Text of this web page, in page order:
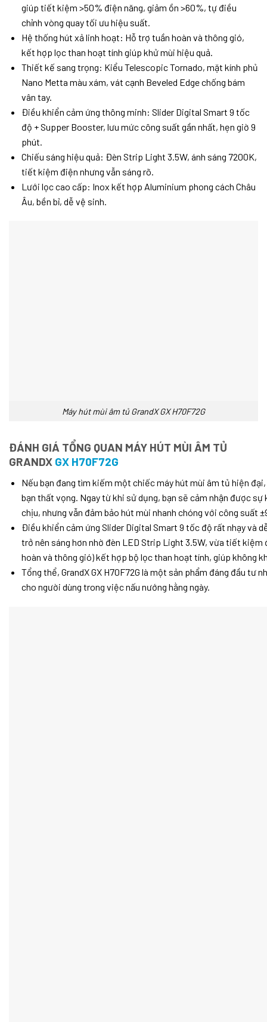
giúp tiết kiệm >50% điện năng, giảm ồn >60%, tự điều
chỉnh vòng quay tối ưu hiệu suất.
Hệ thống hút xả linh hoạt: Hỗ trợ tuần hoàn và thông gió,
kết hợp lọc than hoạt tính giúp khử mùi hiệu quả.
Thiết kế sang trọng: Kiểu Telescopic Tornado, mặt kính phủ
Nano Metta màu xám, vát cạnh Beveled Edge chống bám
vân tay.
Điều khiển cảm ứng thông minh: Slider Digital Smart 9 tốc
độ + Supper Booster, lưu mức công suất gần nhất, hẹn giờ 9
phút.
Chiếu sáng hiệu quả: Đèn Strip Light 3.5W, ánh sáng 7200K,
tiết kiệm điện nhưng vẫn sáng rõ.
Lưới lọc cao cấp: Inox kết hợp Aluminium phong cách Châu
Âu, bền bỉ, dễ vệ sinh.
Máy hút mùi âm tủ GrandX GX H70F72G
ĐÁNH GIÁ TỔNG QUAN MÁY HÚT MÙI ÂM TỦ
GRANDX GX H70F72G
Nếu bạn đang tìm kiếm một chiếc máy hút mùi âm tủ hiện
bạn thất vọng. Ngay từ khi sử dụng, bạn sẽ cảm nhận được
chịu, nhưng vẫn đảm bảo hút mùi nhanh chóng với công suất
Điều khiển cảm ứng Slider Digital Smart 9 tốc độ rất nhạy và
trở nên sáng hơn nhờ đèn LED Strip Light 3.5W, vừa tiết
hoàn và thông gió) kết hợp bộ lọc than hoạt tính, giúp không
Tổng thể, GrandX GX H70F72G là một sản phẩm đáng đầu
cho người dùng trong việc nấu nướng hằng ngày.